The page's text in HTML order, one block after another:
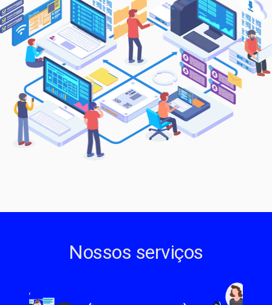
Nossos serviços